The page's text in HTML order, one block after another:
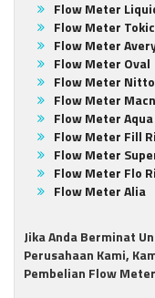
Flow Meter
Flow Meter
Flow Meter
Flow Meter Oval
Flow Meter
Flow Meter
Flow Meter
Flow Meter Fill
Flow Meter
Flow Meter Flo
Flow Meter Alia
Jika Anda Berminat
Perusahaan Kami,
Pembelian Flow